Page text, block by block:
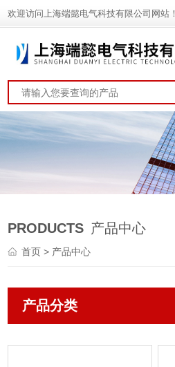
欢迎访问上海端懿电气科技有限公司网站！
PRODUCTS 产品中心
首页> 产品中心
产品分类